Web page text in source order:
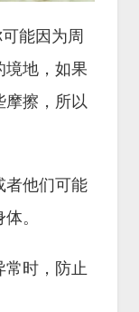
能因为周
境地，如果
摩擦，所以
者他们可能
。
常时，防止